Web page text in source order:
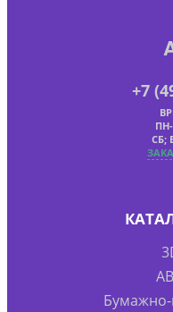
+7
ПН-
СБ;
Бумажно-